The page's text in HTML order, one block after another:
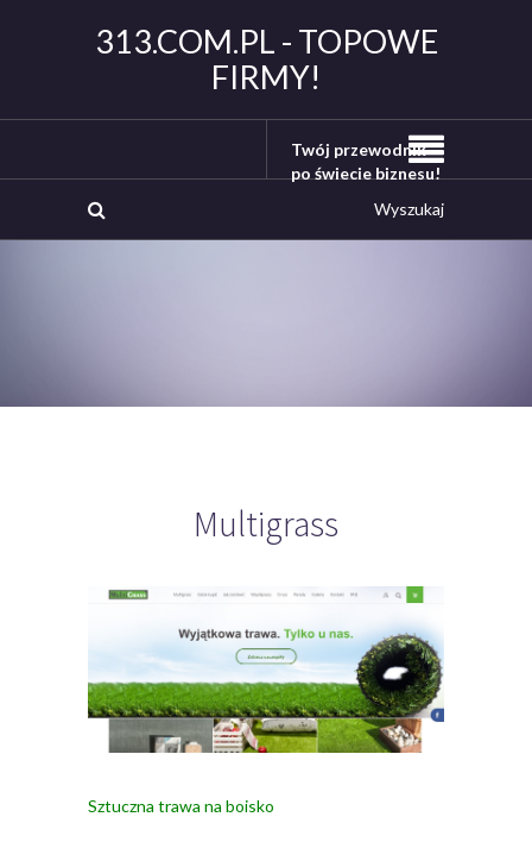
313.COM.PL - TOPOWE
FIRMY!
Twój przewodnik
po świecie biznesu!
Multigrass
Sztuczna trawa na boisko